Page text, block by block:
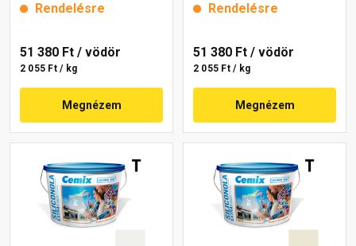
Rendelésre
51 380 Ft / vödör
2 055 Ft / kg
Megnézem
Rendelésre
51 380 Ft / vödör
2 055 Ft / kg
Megnézem